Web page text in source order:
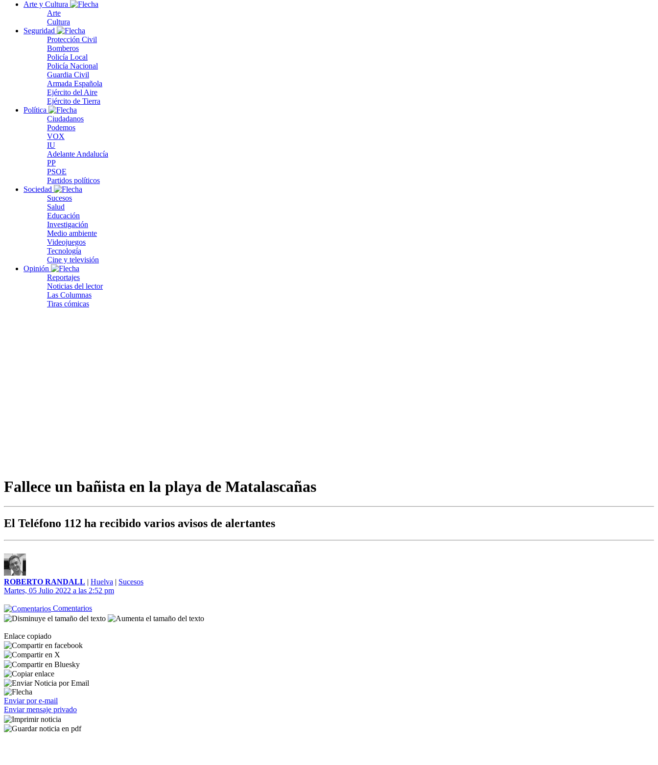
Arte y Cultura
Arte
Cultura
Seguridad
Protección Civil
Bomberos
Policía Local
Policía Nacional
Guardia Civil
Armada Española
Ejército del Aire
Ejército de Tierra
Política
Ciudadanos
Podemos
VOX
IU
Adelante Andalucía
PP
PSOE
Partidos políticos
Sociedad
Sucesos
Salud
Educación
Investigación
Medio ambiente
Videojuegos
Tecnología
Cine y televisión
Opinión
Reportajes
Noticias del lector
Las Columnas
Tiras cómicas
Fallece un bañista en la playa de Matalascañas
El Teléfono 112 ha recibido varios avisos de alertantes
ROBERTO RANDALL | Huelva | Sucesos
Martes, 05 Julio 2022 a las 2:52 pm
Comentarios
Enlace copiado
Enviar por e-mail
Enviar mensaje privado